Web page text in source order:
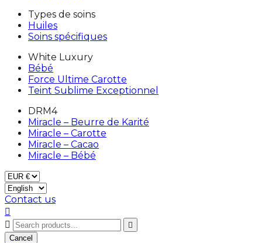
Types de soins
Huiles
Soins spécifiques
White Luxury
Bébé
Force Ultime Carotte
Teint Sublime Exceptionnel
DRM4
Miracle – Beurre de Karité
Miracle – Carotte
Miracle – Cacao
Miracle – Bébé
Contact us



Cancel